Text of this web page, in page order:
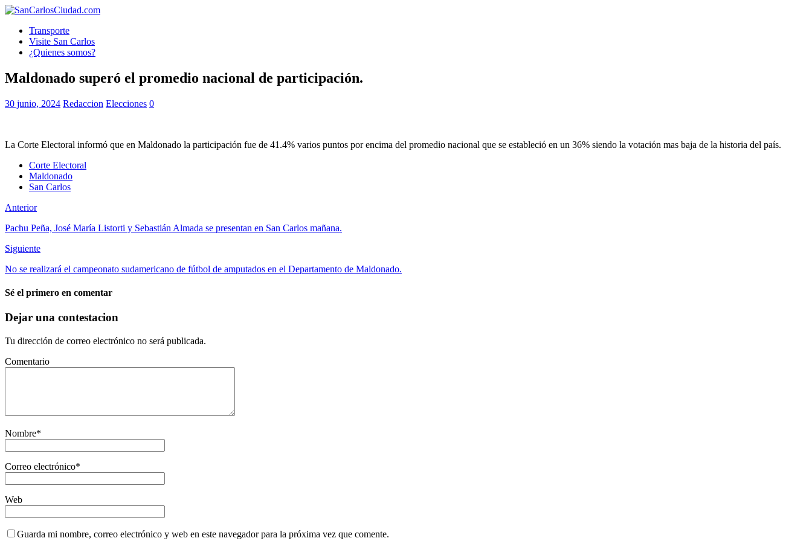
Transporte
Visite San Carlos
¿Quienes somos?
Maldonado superó el promedio nacional de participación.
30 junio, 2024 Redaccion Elecciones 0
La Corte Electoral informó que en Maldonado la participación fue de 41.4% varios puntos por encima del promedio nacional que se estableció en un 36% siendo la votación mas baja de la historia del país.
Corte Electoral
Maldonado
San Carlos
Anterior
Pachu Peña, José María Listorti y Sebastián Almada se presentan en San Carlos mañana.
Siguiente
No se realizará el campeonato sudamericano de fútbol de amputados en el Departamento de Maldonado.
Sé el primero en comentar
Dejar una contestacion
Tu dirección de correo electrónico no será publicada.
Comentario
Nombre*
Correo electrónico*
Web
Guarda mi nombre, correo electrónico y web en este navegador para la próxima vez que comente.